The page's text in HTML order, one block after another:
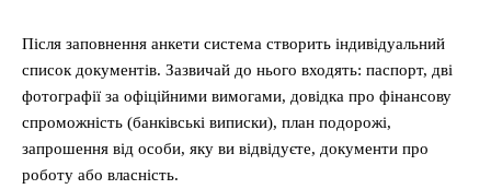
Після заповнення анкети система створить індивідуальний
список документів. Зазвичай до нього входять: паспорт, дві
фотографії за офіційними вимогами, довідка про фінансову
спроможність (банківські виписки), план подорожі,
запрошення від особи, яку ви відвідуєте, документи про
роботу або власність.